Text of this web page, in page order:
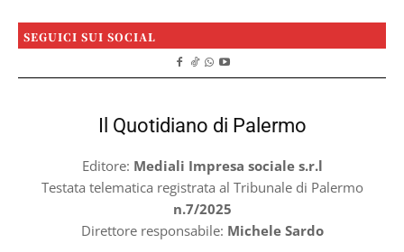
SEGUICI SUI SOCIAL
Il Quotidiano di Palermo
Editore: Mediali Impresa sociale s.r.l
Testata telematica registrata al Tribunale di Palermo
n.7/2025
Direttore responsabile: Michele Sardo